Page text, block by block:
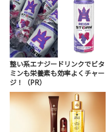
整い系エナジードリンクでビタ
ミンも栄養素も効率よくチャー
ジ！（PR）